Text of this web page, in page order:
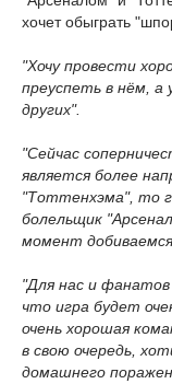
хочет обыграть
"Хочу провести
преуспеть в нём,
других".
"Сейчас
является более
"Тоттенхэма", то
болельщик
момент
"Для нас и
что игра будет
очень хорошая
в свою очередь,
домашнего